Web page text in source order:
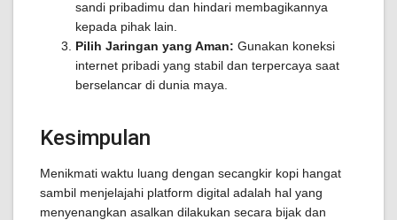
sandi pribadimu dan hindari membagikannya
kepada pihak lain.
Pilih Jaringan yang Aman: Gunakan koneksi
internet pribadi yang stabil dan terpercaya saat
berselancar di dunia maya.
Kesimpulan
Menikmati waktu luang dengan secangkir kopi hangat
sambil menjelajahi platform digital adalah hal yang
menyenangkan asalkan dilakukan secara bijak dan